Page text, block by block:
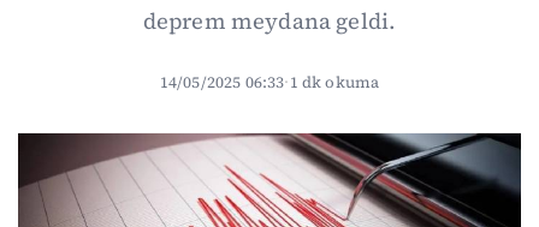
deprem meydana geldi.
14/05/2025 06:33·1 dk okuma